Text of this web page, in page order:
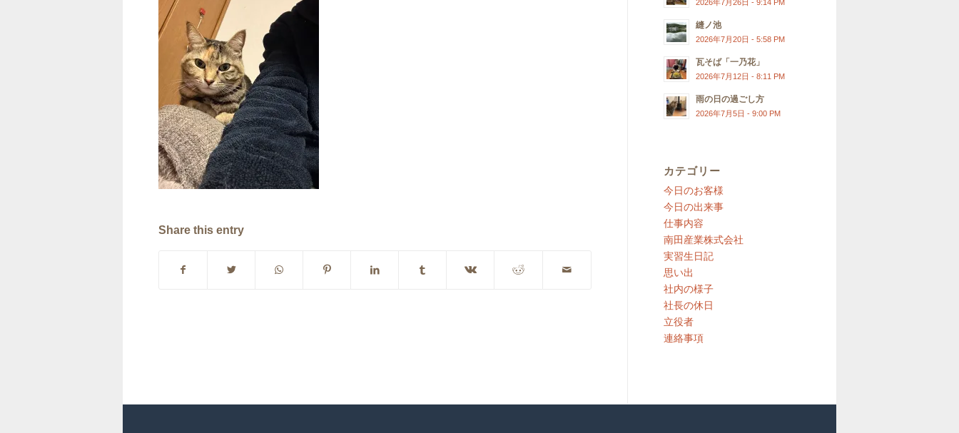
Share this entry
2026年7月26日 - 9:14 PM
縫ノ池
2026年7月20日 - 5:58 PM
瓦そば「一乃花」
2026年7月12日 - 8:11 PM
雨の日の過ごし方
2026年7月5日 - 9:00 PM
カテゴリー
今日のお客様
今日の出来事
仕事内容
南田産業株式会社
実習生日記
思い出
社内の様子
社長の休日
立役者
連絡事項